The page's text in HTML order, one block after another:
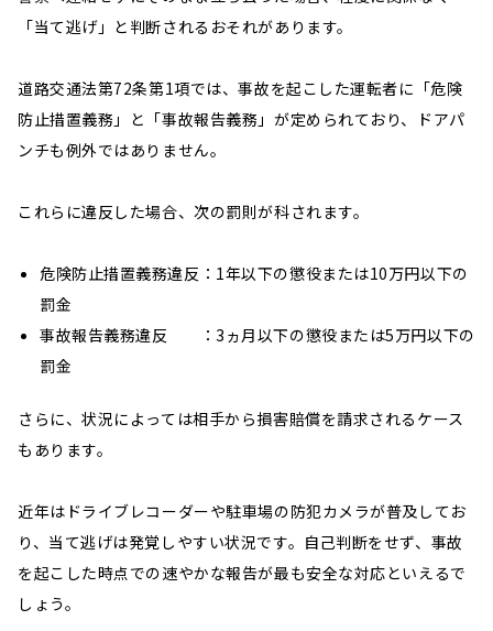
「当て逃げ」と判断されるおそれがあります。
道路交通法第72条第1項では、事故を起こした運転者に「危険
防止措置義務」と「事故報告義務」が定められており、ドアパ
ンチも例外ではありません。
これらに違反した場合、次の罰則が科されます。
危険防止措置義務違反：1年以下の懲役または10万円以下の
罰金
事故報告義務違反 ：3ヵ月以下の懲役または5万円以下の
罰金
さらに、状況によっては相手から損害賠償を請求されるケース
もあります。
近年はドライブレコーダーや駐車場の防犯カメラが普及してお
り、当て逃げは発覚しやすい状況です。自己判断をせず、事故
を起こした時点での速やかな報告が最も安全な対応といえるで
しょう。